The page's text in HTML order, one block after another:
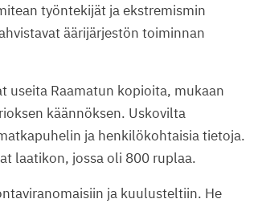
työntekijät ja ekstremismin
äärijärjestön toiminnan
useita Raamatun kopioita, mukaan
käännöksen. Uskovilta
ja henkilökohtaisia tietoja.
laatikon, jossa oli 800 ruplaa.
ja kuulusteltiin. He